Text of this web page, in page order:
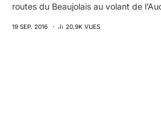
routes du Beaujolais au volant de
19 SEP. 2016 20,9K VUES